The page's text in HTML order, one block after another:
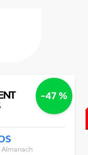
-47 %
Almanach